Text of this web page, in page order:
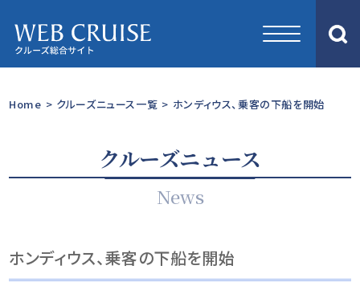
Home > クルーズニュース一覧 > ホンディウス、乗客の下船を開始
クルーズニュース
News
ホンディウス、乗客の下船を開始